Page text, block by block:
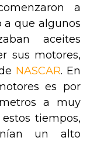
a
a que algunos
aceites
sus motores,
NASCAR. En
es por
a muy
tiempos,
un alto